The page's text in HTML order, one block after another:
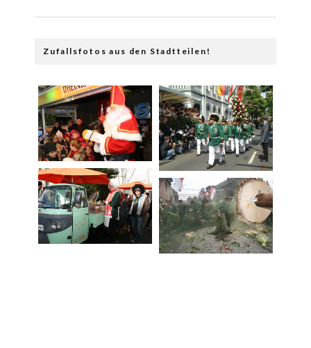
Zufallsfotos aus den Stadtteilen!